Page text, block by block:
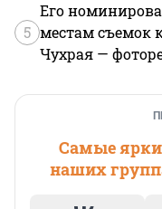
5
Его
местам съемок
Чухрая —
Самые
наших